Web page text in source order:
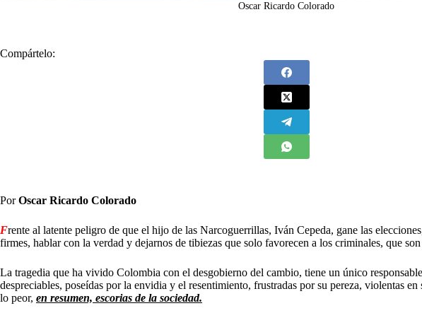
Oscar Ricardo Colorado
Compártelo:
PorOscar Ricardo Colorado
Frente al latente peligro de que el hijo de las Narcoguerrillas, Iván Cepeda, gane las
firmes, hablar con la verdad y dejarnos de tibiezas que solo favorecen a los criminales, que
La tragedia que ha vivido Colombia con el desgobierno del cambio, tiene un único
despreciables, poseídas por la envidia y el resentimiento, frustradas por su pereza, violentas
lo peor, en resumen, escorias de la sociedad.